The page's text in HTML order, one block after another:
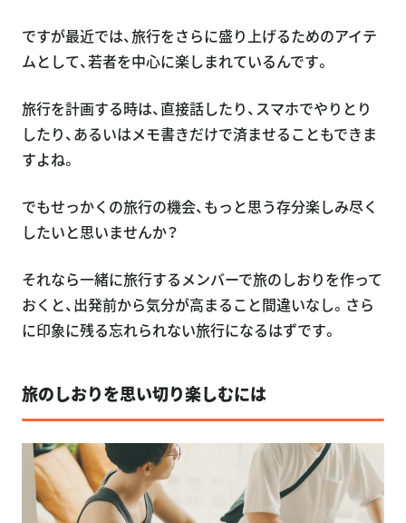
ですが最近では、旅行をさらに盛り上げるためのアイテ
ムとして、若者を中心に楽しまれているんです。
旅行を計画する時は、直接話したり、スマホでやりとり
したり、あるいはメモ書きだけで済ませることもできま
すよね。
でもせっかくの旅行の機会、もっと思う存分楽しみ尽く
したいと思いませんか？
それなら一緒に旅行するメンバーで旅のしおりを作って
おくと、出発前から気分が高まること間違いなし。さら
に印象に残る忘れられない旅行になるはずです。
旅のしおりを思い切り楽しむには